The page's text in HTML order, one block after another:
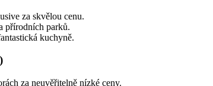
za skvělou cenu.
přírodních parků.
kuchyně.
za neuvěřitelně nízké ceny.